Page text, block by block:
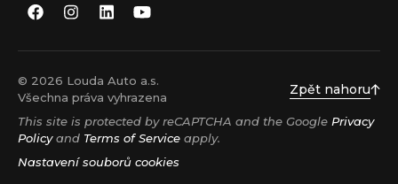
© 2026 Louda Auto a.s.
Všechna práva vyhrazena
Zpět nahoru
This site is protected by reCAPTCHA and the Google Privacy
Policyand Terms of Service apply.
Nastavení souborů cookies